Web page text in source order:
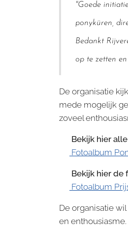
"Goede
ponyküren,
Bedankt
op te zetten
De organisatie
mede mogelijk
zoveel
Bekijk hier
Fotoalbum
Bekijk hier de
Fotoalbum
De organisatie
en